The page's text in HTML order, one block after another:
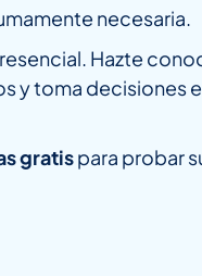
necesaria.
Hazte
y toma decisiones
gratispara probar